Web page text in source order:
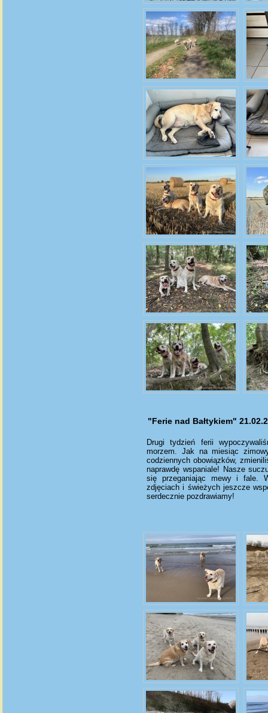
"Ferie nad Bałtykiem"
Drugi tydzień ferii
morzem. Jak na miesiąc
codziennych obowiązków,
naprawdę wspaniale! Nasze
się przeganiając mewy i fale.
zdjęciach i świeżych jeszcze
serdecznie pozdrawiamy!